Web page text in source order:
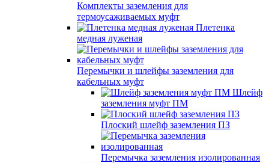
Комплекты заземления для
термоусаживаемых муфт
Плетенка
медная луженая
Перемычки и шлейфы заземления для
кабельных муфт
Шлейф
заземления муфт ПМ
Плоский шлейф заземления ПЗ
Перемычка заземления изолированная